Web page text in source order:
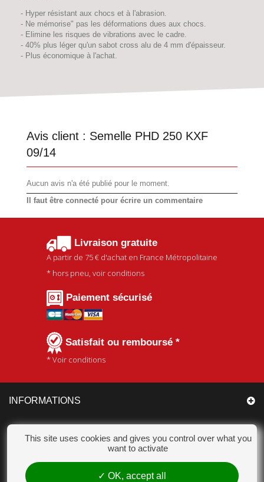
- Hyper résistant aux chocs et à l'abrasion.
- Ne mémorise" pas les déformations dues aux chocs.
- Elimine les risques de vibrations avec le cadre.
- 40% plus léger qu'un sabot cross alu de 4 mm d'épaisseur.
- Plus économique à l'achat.
Avis client : Semelle PHD 250 KXF
09/14
Aucun avis n'a été publié pour le moment.
Il faut être connecté pour écrire un commentaire
Livraison gratuite
A partir de 75 € d'achat en France Métropolitaine
* hors pneu, voir conditions
Paiement sécurisé
Satisfait ou remboursé *
* Voir conditions
INFORMATIONS
CATÉGORIES
MON COMPTE
This site uses cookies and gives you control over what you
want to activate
OK, accept all